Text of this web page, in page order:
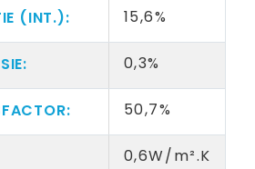
15,6%
0,3%
50,7%
0,6W/m².K